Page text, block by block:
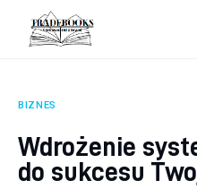
tradebooks.pl
Ciekawostki
BIZNES
Wdrożenie
do sukcesu